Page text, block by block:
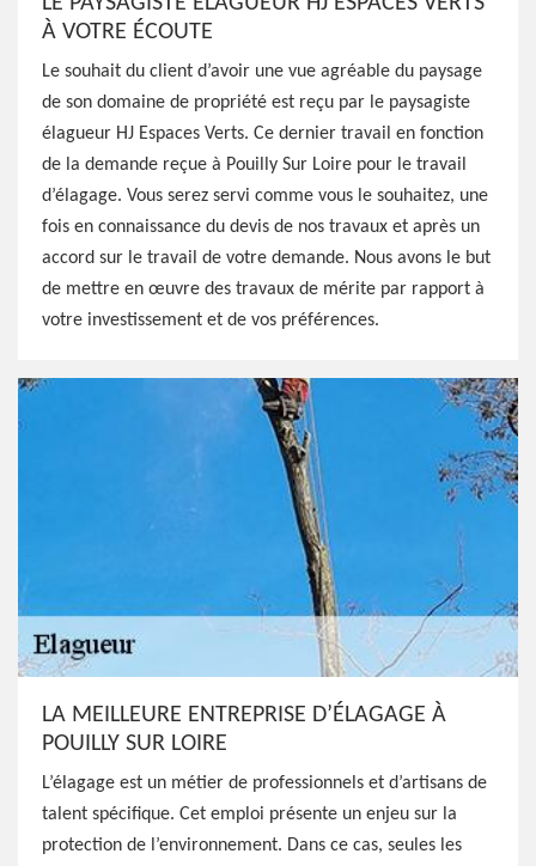
À VOTRE ÉCOUTE
Le souhait du client d’avoir une vue agréable du paysage
de son domaine de propriété est reçu par le paysagiste
élagueur HJ Espaces Verts. Ce dernier travail en fonction
de la demande reçue à Pouilly Sur Loire pour le travail
d’élagage. Vous serez servi comme vous le souhaitez, une
fois en connaissance du devis de nos travaux et après un
accord sur le travail de votre demande. Nous avons le but
de mettre en œuvre des travaux de mérite par rapport à
votre investissement et de vos préférences.
LA MEILLEURE ENTREPRISE D’ÉLAGAGE À
POUILLY SUR LOIRE
L’élagage est un métier de professionnels et d’artisans de
talent spécifique. Cet emploi présente un enjeu sur la
protection de l’environnement. Dans ce cas, seules les